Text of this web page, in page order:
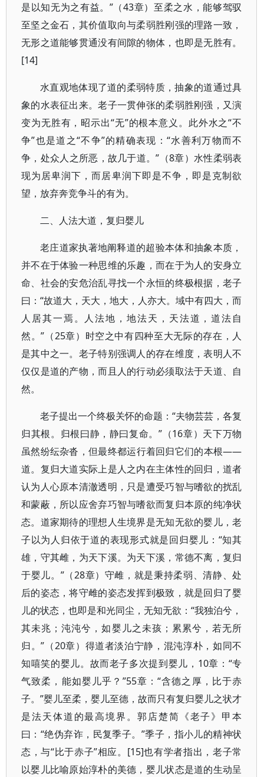
是以知无为之有益。”（43章）至柔之水，能够驾驭
至坚之金石，其价值取向与柔弱胜刚强的理路一致，
无形之道能够贯通没有间隙的物体，也即是无胜有。
[14]
水直观地体现了道的柔弱特质，抽象的道通过具
象的水表征出来。老子一贯伸张的柔弱胜刚强，又演
变为无胜有，昭示出“无”的根本意义。此外水之“不
争”也是道之“不争”的精确表现：“水善利万物而不
争，处众人之所恶，故几于道。”（8章）水性柔弱表
现为居卑润下，而居卑润下即是不争，即是克制欲
望，放弃奔竞争斗的有为。
二、人法大道，复归婴儿
老庄道家执著地阐释道的超验本体和抽象本质，
并不在于体验一种思维的乐趣，而在于为人的安身立
命、社会的安危治乱寻找一个永恒的终极根据，老子
曰：“故道大，天大，地大，人亦大。域中有四大，而
人居其一焉。人法地，地法天，天法道，道法自
然。”（25章）时空之中有四种至大无际的存在，人
是其中之一。老子特别强调人的存在维度，表明人不
仅仅是道的产物，而且人的行动必须取法于天道、自
然。
老子提出一个终极关怀的命题：“夫物芸芸，各复
归其根。归根曰静，静曰复命。”（16章）天下万物
虽然纷纭杂沓，但最终都运行着回归它们的本根——
道。复归大道实际上是人之内在主体性的回归，道者
认为人心原本清澈透明，只是遭受巧智与嗜欲的扰乱
和蒙蔽，所以应舍弃巧智与嗜欲而复归本原的纯净状
态。道家期待的理想人生境界是无知无欲的婴儿，老
子以为人归依于道的表现形式就是回归婴儿：“知其
雄，守其雌，为天下溪。为天下溪，常德不离，复归
于婴儿。”（28章）守雌，就是秉持柔弱、清静、处
后的姿态，将守雌的姿态发挥到极致，就是回归了婴
儿的状态，也即是和光同尘，无知无欲：“我独泊兮，
其未兆；沌沌兮，如婴儿之未孩；累累兮，若无所
归。”（20章）得道者淡泊宁静，混沌淳朴，如同不
知嘻笑的婴儿。故而老子多次提到婴儿，10章：“专
气致柔，能如婴儿乎？”55章：“含德之厚，比于赤
子。”婴儿至柔，婴儿至德，故而只有复归婴儿之状才
是法天体道的最高境界。郭店楚简《老子》甲本
曰：“绝伪弃诈，民复季子。”季子，指小儿的精神状
态，与“比于赤子”相应。[15]也有学者指出，老子常
以婴儿比喻原始淳朴的美德，婴儿状态是道的生动呈